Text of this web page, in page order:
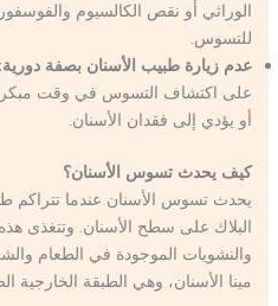
الوراثي أو نقص الكالسيوم
للتسوس.
عدم زيارة طبيب الأسنان بصفة دورية:
على اكتشاف التسوس في وقت
أو يؤدي إلى فقدان الأسنان.
كيف يحدث تسوس الأسنان؟
يحدث تسوس الأسنان عندما تتراكم
البلاك على سطح الأسنان. وتتغذى
والنشويات الموجودة في الطعام
مينا الأسنان، وهي الطبقة الخارجية